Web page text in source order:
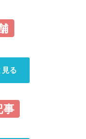
る
事